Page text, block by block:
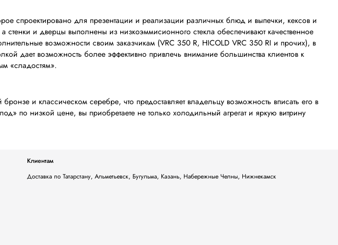
спроектировано для презентации и реализации различных блюд и выпечки, кексов и
и дверцы выполнены из низкоэммисионного стекла обеспечивают качественное
возможности своим заказчикам (VRC 350 R, HICOLD VRC 350 RI и прочих), в
дает возможность более эффективно привлечь внимание большинства клиентов к
«сладостям».
и классическом серебре, что предоставляет владельцу возможность вписать его в
по низкой цене, вы приобретаете не только холодильный агрегат и яркую витрину
Клиентам
Доставка по Татарстану, Альметьевск, Бугульма, Казань, Набережные Челны, Нижнекамск